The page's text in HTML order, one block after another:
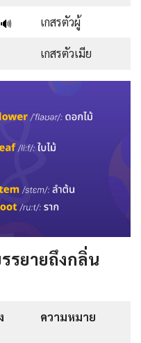
🔊 เกสรตัวผู้
เกสรตัวเมีย
ยายถึงกลิ่น
ความหมาย